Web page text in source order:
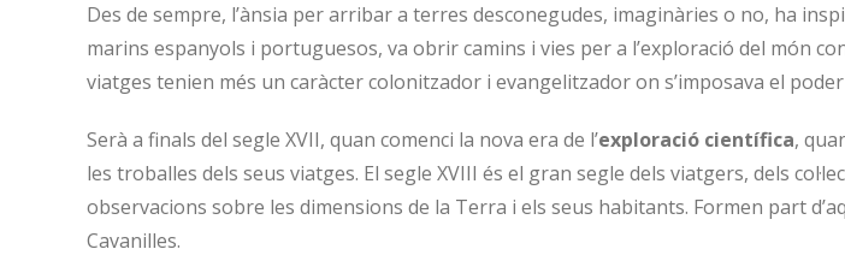
Des de sempre, l’ànsia per arribar a terres desconegudes, imaginàries o no, ha
marins espanyols i portuguesos, va obrir camins i vies per a l’exploració del món
viatges tenien més un caràcter colonitzador i evangelitzador on s’imposava el
Serà a finals del segle XVII, quan comenci la nova era de l’exploració científica,
les troballes dels seus viatges. El segle XVIII és el gran segle dels viatgers, dels
observacions sobre les dimensions de la Terra i els seus habitants. Formen part
Cavanilles.